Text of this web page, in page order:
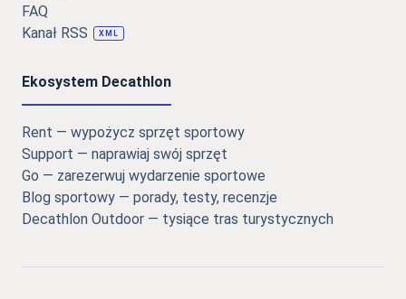
FAQ
Kanał RSS
XML
Ekosystem Decathlon
Rent — wypożycz sprzęt sportowy
Support — naprawiaj swój sprzęt
Go — zarezerwuj wydarzenie sportowe
Blog sportowy — porady, testy, recenzje
Decathlon Outdoor — tysiące tras turystycznych